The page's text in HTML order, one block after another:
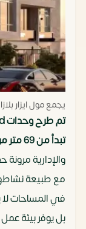
يجمع مول ايزار
تبدأ من 69 متر مربع
والإدارية
مع طبيعة
في المساحات
بل يوفر بيئة